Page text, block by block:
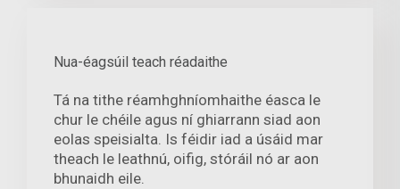
Nua-éagsúil teach réadaithe
Tá na tithe réamhghníomhaithe éasca le
chur le chéile agus ní ghiarrann siad aon
eolas speisialta. Is féidir iad a úsáid mar
theach le leathnú, oifig, stóráil nó ar aon
bhunaidh eile.